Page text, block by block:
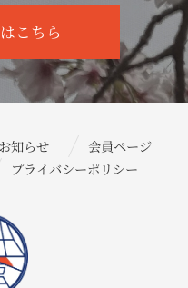
こちら
お知らせ
会員ページ
プライバシーポリシー